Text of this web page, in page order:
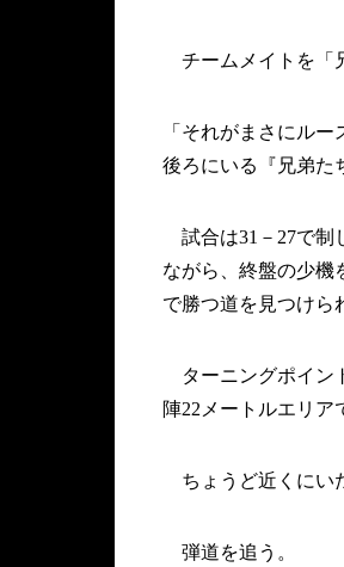
チームメイトを「
「それがまさにル
後ろにいる『兄弟た
試合は31－27で制
ながら、終盤の少機
で勝つ道を見つけら
ターニングポイン
陣22メートルエリア
ちょうど近くにい
弾道を追う。